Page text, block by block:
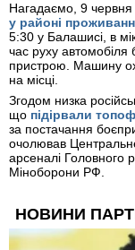
Нагадаємо, 9 червня
у районі
5:30 у Балашисі, в
час руху автомобіля
пристрою. Машину
на місці.
Згодом низка
що підірвали
за постачання
очолював
арсеналі Головного
Міноборони РФ.